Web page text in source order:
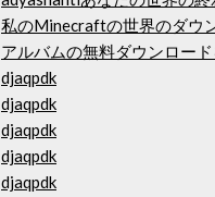
私のMinecraftの世界のダウ
アルバムの無料ダウンロー
djaqpdk
djaqpdk
djaqpdk
djaqpdk
djaqpdk